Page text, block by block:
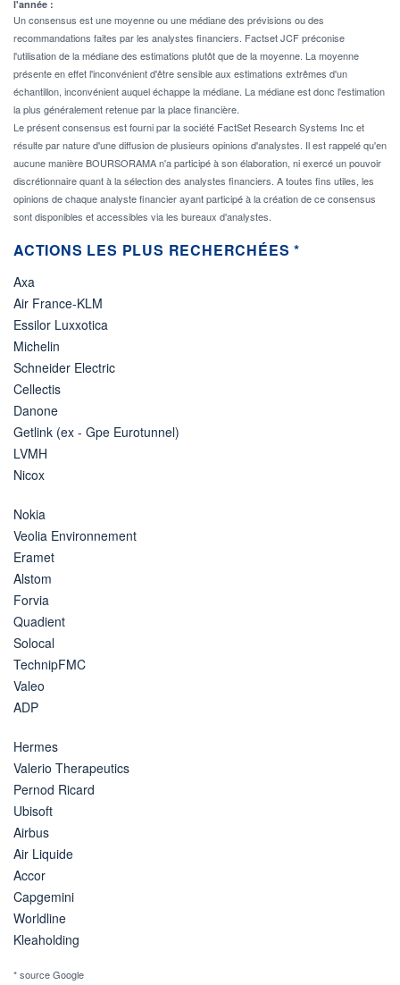
l'année :
Un consensus est une moyenne ou une médiane des prévisions ou des
recommandations faites par les analystes financiers. Factset JCF préconise
l'utilisation de la médiane des estimations plutôt que de la moyenne. La moyenne
présente en effet l'inconvénient d'être sensible aux estimations extrêmes d'un
échantillon, inconvénient auquel échappe la médiane. La médiane est donc l'estimation
la plus généralement retenue par la place financière.
Le présent consensus est fourni par la société FactSet Research Systems Inc et
résulte par nature d'une diffusion de plusieurs opinions d'analystes. Il est rappelé qu'en
aucune manière BOURSORAMA n'a participé à son élaboration, ni exercé un pouvoir
discrétionnaire quant à la sélection des analystes financiers. A toutes fins utiles, les
opinions de chaque analyste financier ayant participé à la création de ce consensus
sont disponibles et accessibles via les bureaux d'analystes.
ACTIONS LES PLUS RECHERCHÉES *
Axa
Air France-KLM
Essilor Luxxotica
Michelin
Schneider Electric
Cellectis
Danone
Getlink (ex - Gpe Eurotunnel)
LVMH
Nicox
Nokia
Veolia Environnement
Eramet
Alstom
Forvia
Quadient
Solocal
TechnipFMC
Valeo
ADP
Hermes
Valerio Therapeutics
Pernod Ricard
Ubisoft
Airbus
Air Liquide
Accor
Capgemini
Worldline
Kleaholding
* source Google